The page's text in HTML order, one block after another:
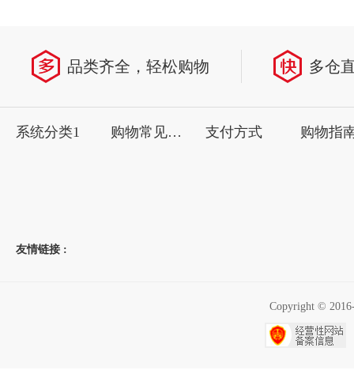
品类齐全，轻松购物 多仓
系统分类1 购物常见问题 支付方式 购物指
友情链接 :
Copyright ©